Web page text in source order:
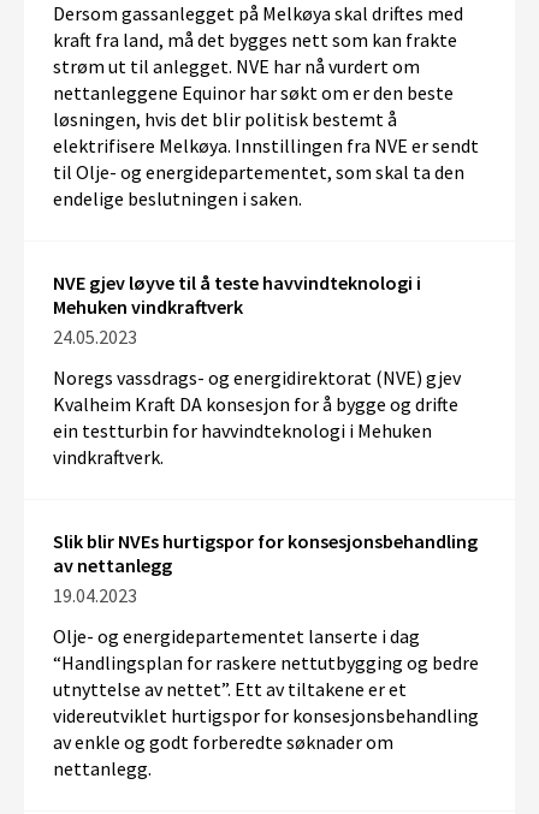
Dersom gassanlegget på Melkøya skal driftes med
kraft fra land, må det bygges nett som kan frakte
strøm ut til anlegget. NVE har nå vurdert om
nettanleggene Equinor har søkt om er den beste
løsningen, hvis det blir politisk bestemt å
elektrifisere Melkøya. Innstillingen fra NVE er sendt
til Olje- og energidepartementet, som skal ta den
endelige beslutningen i saken.
NVE gjev løyve til å teste havvindteknologi i
Mehuken vindkraftverk
24.05.2023
Noregs vassdrags- og energidirektorat (NVE) gjev
Kvalheim Kraft DA konsesjon for å bygge og drifte
ein testturbin for havvindteknologi i Mehuken
vindkraftverk.
Slik blir NVEs hurtigspor for konsesjonsbehandling
av nettanlegg
19.04.2023
Olje- og energidepartementet lanserte i dag
“Handlingsplan for raskere nettutbygging og bedre
utnyttelse av nettet”. Ett av tiltakene er et
videreutviklet hurtigspor for konsesjonsbehandling
av enkle og godt forberedte søknader om
nettanlegg.